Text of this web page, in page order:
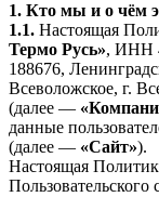
1. Кто мы и о чём
1.1. Настоящая
Термо Русь», ИНН
188676,
Всеволожское, г.
(далее —
данные
(далее — «Сайт»).
Настоящая